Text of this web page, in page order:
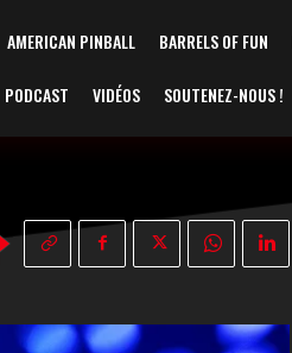
AMERICAN PINBALL BARRELS OF FUN
PODCAST VIDÉOS SOUTENEZ-NOUS !